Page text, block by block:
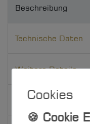
Beschreibung
Technische Daten
Weitere Details
EU-Verantwortlicher
Cookies